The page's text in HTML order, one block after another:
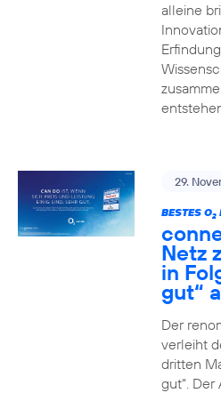
alleine
29.
BESTES O2
Netz
in
gut“
Der
verleiht
dritten
gut“.